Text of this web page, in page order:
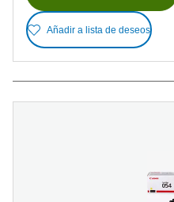
Añadir a lista de deseos